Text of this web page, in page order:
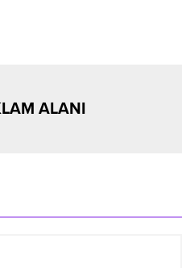
ALANI